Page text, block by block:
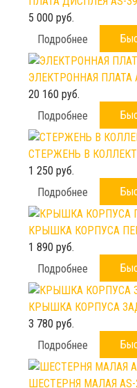
5 000 руб.
Подробнее
ЭЛЕКТРОННАЯ ПЛАТА
20 160 руб.
Подробнее
СТЕРЖЕНЬ В
1 250 руб.
Подробнее
КРЫШКА КОРПУСА
1 890 руб.
Подробнее
КРЫШКА КОРПУСА
3 780 руб.
Подробнее
ШЕСТЕРНЯ МАЛАЯ AS-